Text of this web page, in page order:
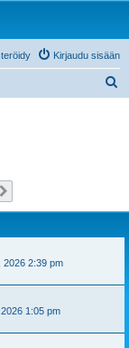
Kirjaudu sisään
2026 2:39 pm
1:05 pm